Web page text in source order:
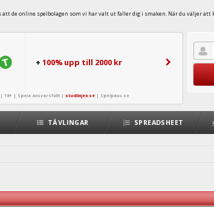
de online spelbolagen som vi har valt ut faller dig i smaken. När du väljer
+ 100% upp till 2000 kr
| 18+ | Spela ansvarsfullt | stodlinjen.se | Spelpaus.se
TÄVLINGAR SPREADSHEET